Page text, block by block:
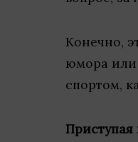
Конечно,
юмора или
спортом,
Приступая